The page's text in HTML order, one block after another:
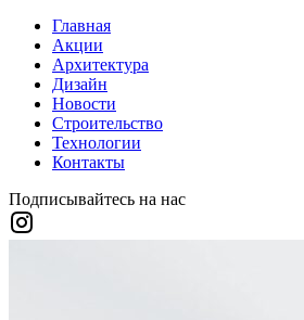
Главная
Акции
Архитектура
Дизайн
Новости
Строительство
Технологии
Контакты
Подписывайтесь на нас